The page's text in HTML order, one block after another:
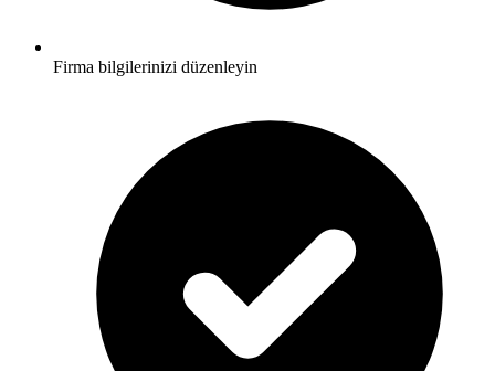
Firma bilgilerinizi düzenleyin